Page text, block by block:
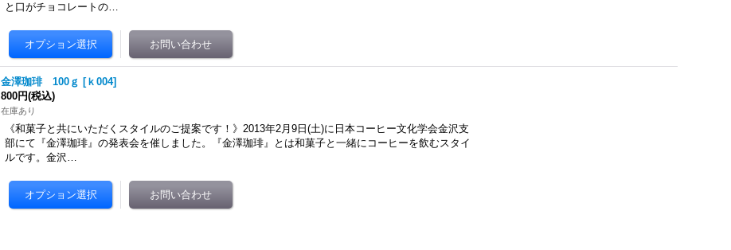
と口がチョコレートの…
金澤珈琲 100ｇ [ｋ004]
800円(税込)
在庫あり
《和菓子と共にいただくスタイルのご提案です！》2013年2月9日(土)に日本コーヒー文化学会金沢支
部にて『金澤珈琲』の発表会を催しました。『金澤珈琲』とは和菓子と一緒にコーヒーを飲むスタイ
ルです。金沢…